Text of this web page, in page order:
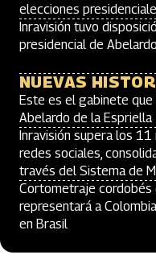
elecciones
Inravisión tuvo
presidencial de
NUEVAS
Este es el gabinete
Abelardo de la Espriella
Inravisión supera los
redes sociales,
través del Sistema de
Cortometraje cordobés
representará a
en Brasil